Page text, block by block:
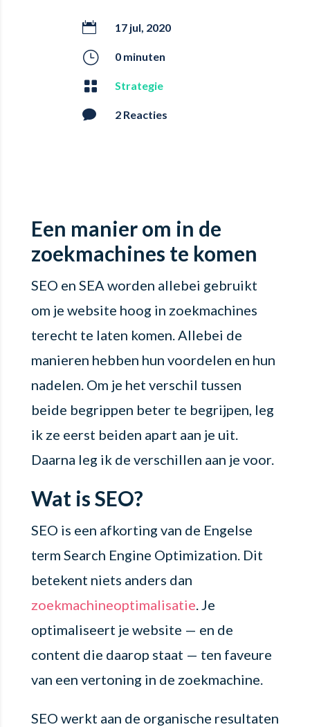
 17 jul, 2020
} 0 minuten
 Strategie
 2 Reacties
Een manier om in de
zoekmachines te komen
SEO en SEA worden allebei gebruikt
om je website hoog in zoekmachines
terecht te laten komen. Allebei de
manieren hebben hun voordelen en hun
nadelen. Om je het verschil tussen
beide begrippen beter te begrijpen, leg
ik ze eerst beiden apart aan je uit.
Daarna leg ik de verschillen aan je voor.
Wat is SEO?
SEO is een afkorting van de Engelse
term Search Engine Optimization. Dit
betekent niets anders dan
zoekmachineoptimalisatie. Je
optimaliseert je website — en de
content die daarop staat — ten faveure
van een vertoning in de zoekmachine.
SEO werkt aan de organische resultaten